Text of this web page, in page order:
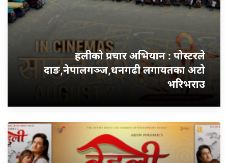
हलीको प्रचार अभियान : पोस्टरले
दाङ,नेपालगञ्ज,धनगढी लगायतका अटो
भरिभराउ